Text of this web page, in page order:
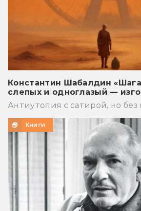
Константин Шабалдин
слепых и одноглазый —
Антиутопия с сатирой, но
Книги